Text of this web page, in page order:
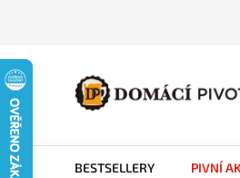
BESTSELLERY PIVNÍ